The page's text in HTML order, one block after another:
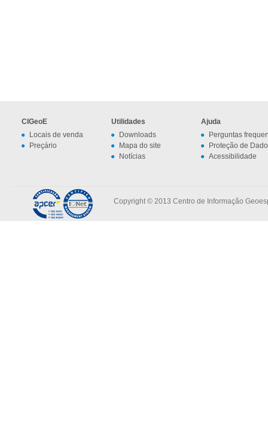
CIGeoE
Locais de venda
Preçário
Utilidades
Downloads
Mapa do site
Notícias
Ajuda
Perguntas
Proteção de
Acessibilidade
Copyright © 2013 Centro de Informação